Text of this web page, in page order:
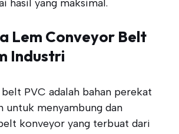
hasil yang maksimal.
Lem Conveyor Belt
Industri
PVC adalah bahan perekat
untuk menyambung dan
konveyor yang terbuat dari